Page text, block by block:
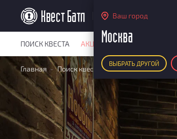
Москва
Ваш город
Москва
ВЫБРАТЬ ДРУГОЙ
ПОИСК КВЕСТА АКЦИИ РЕЙТИНГ КВЕСТОВ
Главная Поиск квестов Квесты детские